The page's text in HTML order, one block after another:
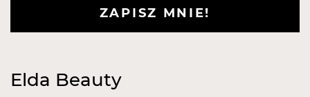
ZAPISZ MNIE!
Elda Beauty